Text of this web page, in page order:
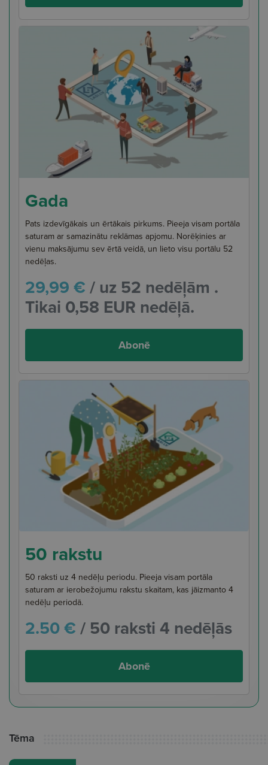
Gada
Pats izdevīgākais un ērtākais pirkums. Pieeja visam portāla
saturam ar samazinātu reklāmas apjomu. Norēķinies ar
vienu maksājumu sev ērtā veidā, un lieto visu portālu 52
nedēļas.
29,99 € / uz 52 nedēļām .
Tikai 0,58 EUR nedēļā.
Abonē
50 rakstu
50 raksti uz 4 nedēļu periodu. Pieeja visam portāla
saturam ar ierobežojumu rakstu skaitam, kas jāizmanto 4
nedēļu periodā.
2.50 € / 50 raksti 4 nedēļās
Abonē
Tēma